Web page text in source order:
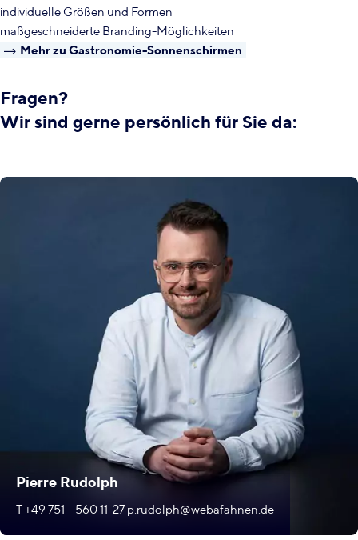
individuelle Größen und Formen
maßgeschneiderte Branding-Möglichkeiten
Mehr zu Gastronomie-Sonnenschirmen
Fragen?
Wir sind gerne persönlich für Sie da:
Pierre Rudolph
T +49 751 – 560 11-27 p.rudolph@webafahnen.de